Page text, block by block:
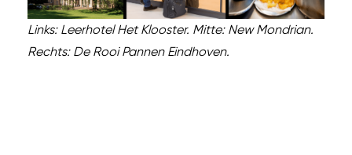
Links: Leerhotel Het Klooster. Mitte: New Mondrian.
Rechts: De Rooi Pannen Eindhoven.